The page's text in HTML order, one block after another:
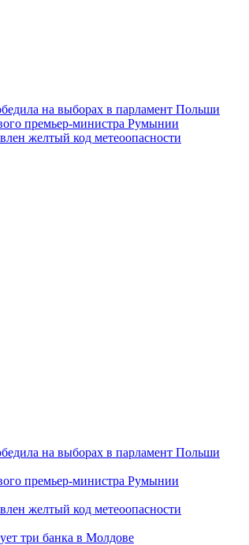
на выборах в парламент Польши
премьер-министра Румынии
желтый код метеоопасности
на выборах в парламент Польши
премьер-министра Румынии
желтый код метеоопасности
три банка в Молдове